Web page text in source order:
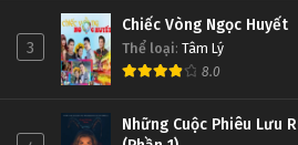
3
Chiếc Vòng Ngọc Huyết
Thể loại: Tâm Lý
8.0
Những Cuộc Phiêu Lưu